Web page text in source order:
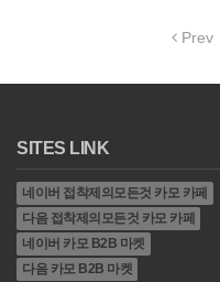
Prev
SITES LINK
네이버 접착제의모든것 카모 카페
다음 접착제의모든것 카모 카페
네이버 카모 B2B 마켓
다음 카모 B2B 마켓